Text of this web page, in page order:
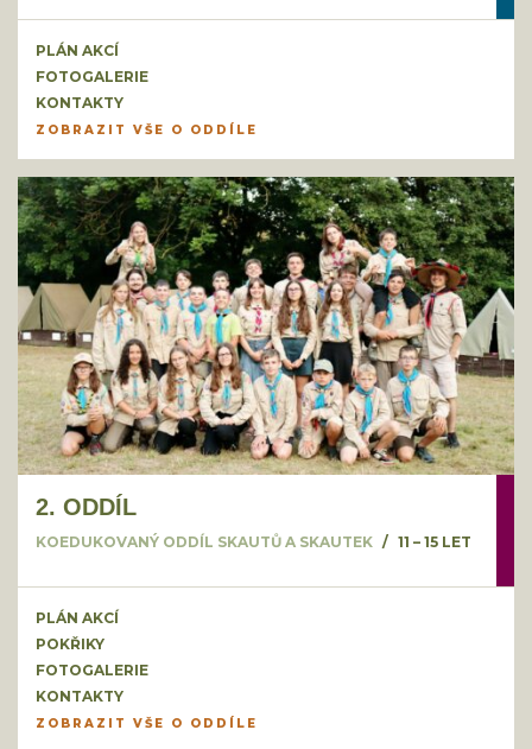
PLÁN AKCÍ
FOTOGALERIE
KONTAKTY
ZOBRAZIT VŠE O ODDÍLE
2. ODDÍL
KOEDUKOVANÝ ODDÍL SKAUTŮ A SKAUTEK 11 – 15 LET
PLÁN AKCÍ
POKŘIKY
FOTOGALERIE
KONTAKTY
ZOBRAZIT VŠE O ODDÍLE